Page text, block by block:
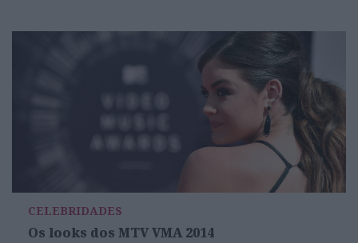
CELEBRIDADES
Os looks dos MTV VMA 2014